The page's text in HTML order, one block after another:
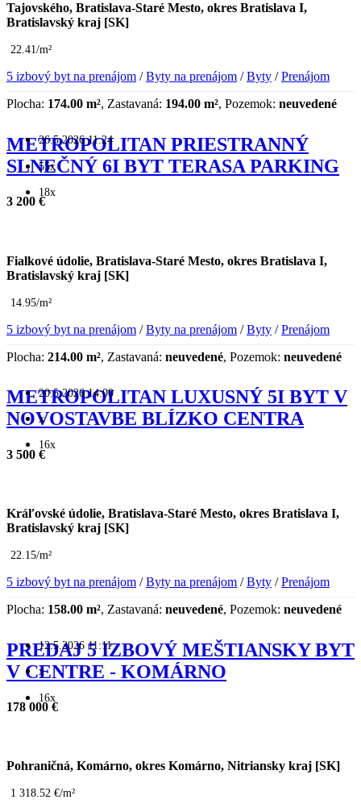
Tajovského, Bratislava-Staré Mesto, okres Bratislava I,
Bratislavský kraj [SK]
22.41/m²
5 izbový byt na prenájom /Byty na prenájom /Byty /Prenájom
Plocha: 174.00 m², Zastavaná: 194.00 m², Pozemok: neuvedené
26.5.2026 11:24
55x
18x
METROPOLITAN PRIESTRANNÝ
SLNEČNÝ 6I BYT TERASA PARKING
3 200 €
Fialkové údolie, Bratislava-Staré Mesto, okres Bratislava I,
Bratislavský kraj [SK]
14.95/m²
5 izbový byt na prenájom /Byty na prenájom /Byty /Prenájom
Plocha: 214.00 m², Zastavaná: neuvedené, Pozemok: neuvedené
20.5.2026 14:00
x
16x
METROPOLITAN LUXUSNÝ 5I BYT V
NOVOSTAVBE BLÍZKO CENTRA
3 500 €
Kráľovské údolie, Bratislava-Staré Mesto, okres Bratislava I,
Bratislavský kraj [SK]
22.15/m²
5 izbový byt na prenájom /Byty na prenájom /Byty /Prenájom
Plocha: 158.00 m², Zastavaná: neuvedené, Pozemok: neuvedené
12.5.2026 11:11
x
16x
PREDAJ 5 IZBOVÝ MEŠTIANSKY BYT
V CENTRE - KOMÁRNO
178 000 €
Pohraničná, Komárno, okres Komárno, Nitriansky kraj [SK]
1 318.52 €/m²